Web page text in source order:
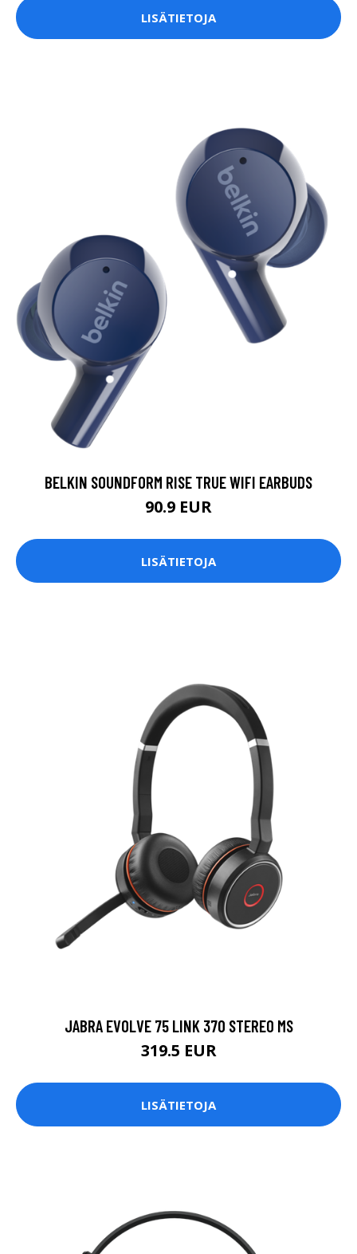
LISÄTIETOJA
BELKIN SOUNDFORM RISE TRUE WIFI EARBUDS
90.9 EUR
LISÄTIETOJA
JABRA EVOLVE 75 LINK 370 STEREO MS
319.5 EUR
LISÄTIETOJA